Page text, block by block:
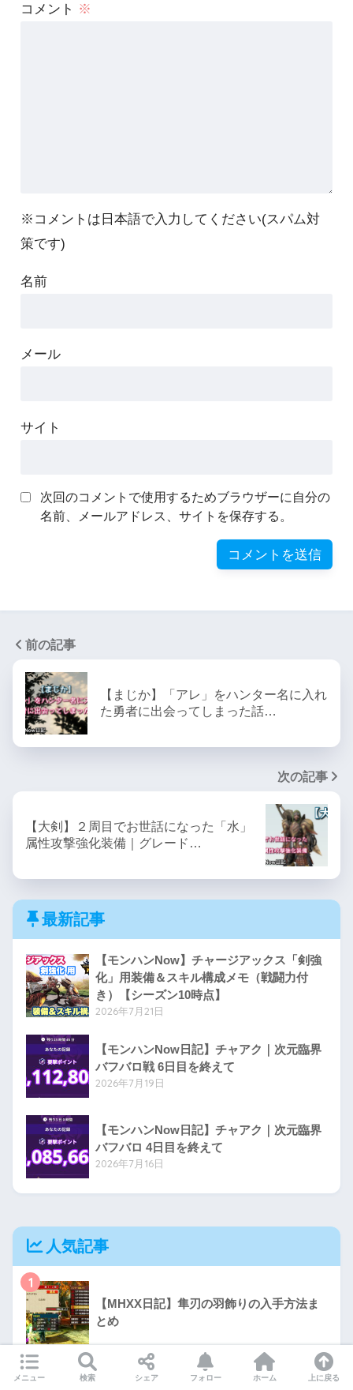
コメント ※
※コメントは日本語で入力してください(スパム対
策です)
名前
メール
サイト
次回のコメントで使用するためブラウザーに自分の
名前、メールアドレス、サイトを保存する。
前の記事
【まじか】「アレ」をハンター名に入れ
た勇者に出会ってしまった話…
次の記事
【大剣】２周目でお世話になった「水」
属性攻撃強化装備｜グレード…
最新記事
【モンハンNow】チャージアックス「剣強
化」用装備＆スキル構成メモ（戦闘力付
き）【シーズン10時点】
2026年7月21日
【モンハンNow日記】チャアク｜次元臨界
バフバロ戦 6日目を終えて
2026年7月19日
【モンハンNow日記】チャアク｜次元臨界
バフバロ 4日目を終えて
2026年7月16日
人気記事
1
【MHXX日記】隼刃の羽飾りの入手方法ま
とめ
2
2台のSwitch（Lite）でダウンロードソフト
メニュー 検索 シェア フォロー ホーム 上に戻る